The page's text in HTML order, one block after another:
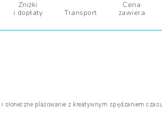
Zniżki
i dopłaty
Transport
Cena
zawiera
słoneczne plażowanie z kreatywnym spędzaniem